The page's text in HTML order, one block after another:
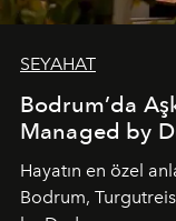
SEYAHAT
Bodrum’da
Managed by
Hayatın en özel
Bodrum,